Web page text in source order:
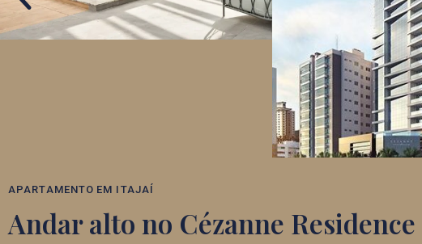
APARTAMENTO EM ITAJAÍ
Andar alto no Cézanne Residence